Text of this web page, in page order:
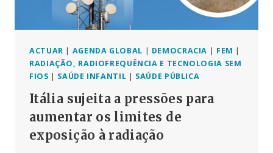
ACTUAR | AGENDA GLOBAL | DEMOCRACIA | FEM |
RADIAÇÃO, RADIOFREQUÊNCIA E TECNOLOGIA SEM
FIOS | SAÚDE INFANTIL | SAÚDE PÚBLICA
Itália sujeita a pressões para
aumentar os limites de
exposição à radiação